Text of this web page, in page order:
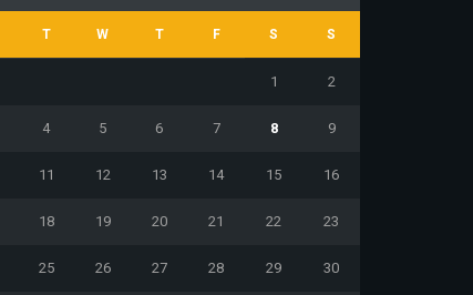
T W T F S S
1 2
4 5 6 7 8 9
11 12 13 14 15 16
18 19 20 21 22 23
25 26 27 28 29 30